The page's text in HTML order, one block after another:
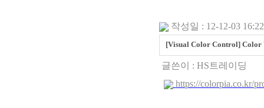
작성일 : 12-12-03 16:22
[Visual Color Control] Color
글쓴이 : HS트레이딩
https://colorpia.co.kr/